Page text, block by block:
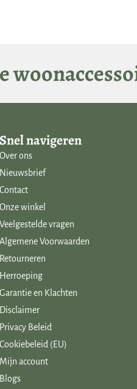
Snel navigeren
Over ons
Nieuwsbrief
Contact
Onze winkel
Veelgestelde vragen
Algemene Voorwaarden
Retourneren
Herroeping
Garantie en Klachten
Disclaimer
Privacy Beleid
Cookiebeleid (EU)
Mijn account
Blogs